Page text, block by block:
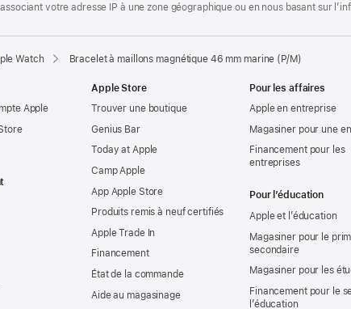
votre adresse IP à une zone géographique ou en nous basant sur
Watch Bracelet à maillons magnétique 46 mm marine (P/M)
Apple
Apple Store
Trouver une boutique
Genius Bar
Today at Apple
Camp Apple
App Apple Store
Produits remis à neuf certifiés
Apple Trade In
Financement
État de la commande
Aide au magasinage
Pour les affaires
Apple en entreprise
Magasiner pour une
Financement pour les
entreprises
Pour l’éducation
Apple et l’éducation
Magasiner pour le
secondaire
Magasiner pour les
Financement pour le
l’éducation